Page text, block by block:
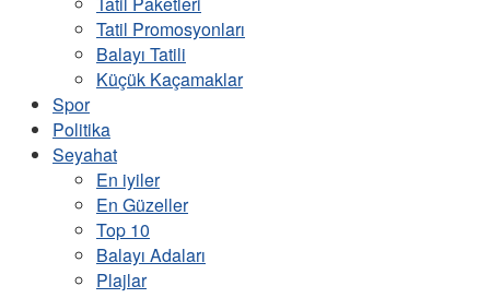
Tatil Promosyonları
Balayı Tatili
Küçük Kaçamaklar
Spor
Politika
Seyahat
En iyiler
En Güzeller
Top 10
Balayı Adaları
Plajlar